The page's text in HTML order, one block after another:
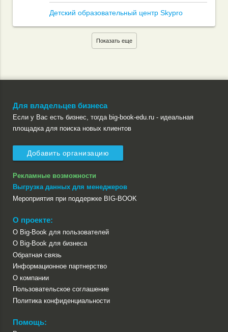
Детский образовательный центр Skypro
Показать еще
Для владельцев бизнеса
Если у Вас есть бизнес, тогда big-book-edu.ru - идеальная
площадка для поиска новых клиентов
Добавить организацию
Рекламные возможности
Выгрузка данных для менеджеров
Мероприятия при поддержке BIG-BOOK
О проекте:
О Big-Book для пользователей
О Big-Book для бизнеса
Обратная связь
Информационное партнерство
О компании
Пользовательское соглашение
Политика конфиденциальности
Помощь: